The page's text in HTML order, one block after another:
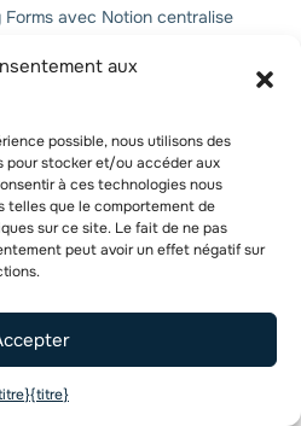
aux
possible, nous utilisons des
pour stocker et/ou accéder aux
à ces technologies nous
telles que le comportement de
sur ce site. Le fait de ne pas
peut avoir un effet négatif sur
{titre}
avec Notion centralise
soumis est maintenant
des bases de données
peut suivre les progrès,
immédiatement sur
directement intégrés à
équipe. Les soumissions
possibilités
et en efficacité. De